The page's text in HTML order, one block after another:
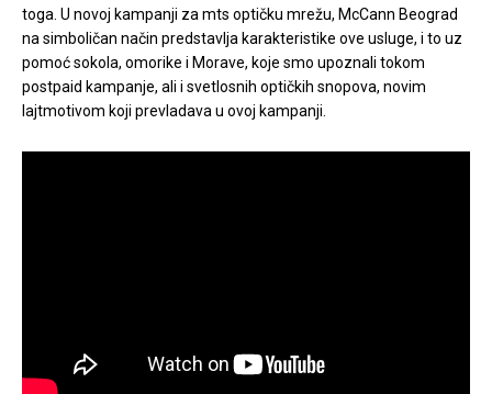
toga. U novoj kampanji za mts optičku mrežu, McCann Beograd
na simboličan način predstavlja karakteristike ove usluge, i to uz
pomoć sokola, omorike i Morave, koje smo upoznali tokom
postpaid kampanje, ali i svetlosnih optičkih snopova, novim
lajtmotivom koji prevladava u ovoj kampanji.